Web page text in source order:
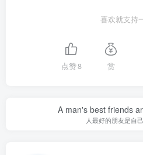
喜欢就支持
点赞8 赏
A man's best friends
人最好的朋友是自